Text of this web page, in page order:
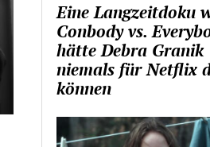
Eine Langzeitdoku
Conbody vs.
hätte Debra Granik
niemals für Netflix
können